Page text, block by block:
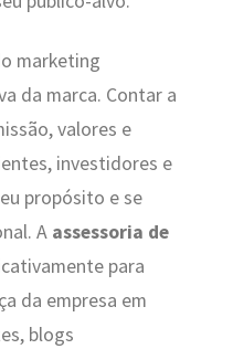
marketing
da marca. Contar a
valores e
investidores e
propósito e se
A assessoria de
para
da empresa em
blogs